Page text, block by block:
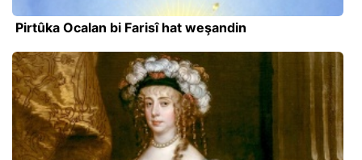
Pirtûka Ocalan bi Farisî hat weşandin